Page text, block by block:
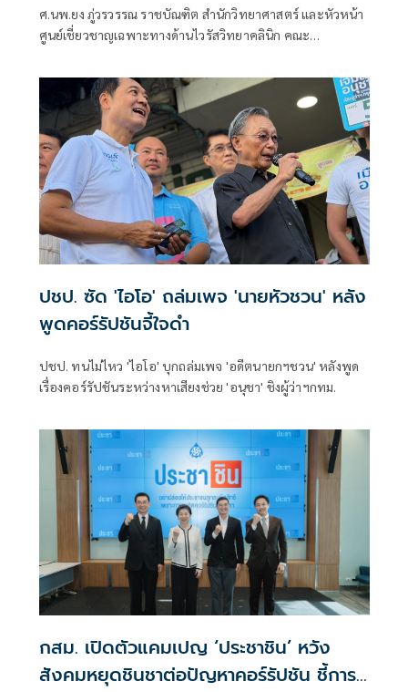
ศ.นพ.ยง ภู่วรวรรณ ราชบัณฑิต สำนักวิทยาศาสตร์ และหัวหน้า
ศูนย์เชี่ยวชาญเฉพาะทางด้านไวรัสวิทยาคลินิก คณะ
ซบุ๊กว่า ความซื่อสัตย์ ไม่คดโกงต้องปลูกฝังตั้งแต่ยังเด็ก
ปชป. ซัด 'ไอโอ' ถล่มเพจ 'นายหัวชวน' หลัง
พูดคอร์รัปชันจี้ใจดำ
ปชป. ทนไม่ไหว 'ไอโอ' บุกถล่มเพจ 'อดีตนายกฯชวน' หลังพูด
เรื่องคอร์รัปชันระหว่างหาเสียงช่วย 'อนุชา' ชิงผู้ว่าฯกทม.
กสม. เปิดตัวแคมเปญ ‘ประชาชิน’ หวัง
สังคมหยุดชินชาต่อปัญหาคอร์รัปชัน ชี้การ